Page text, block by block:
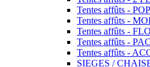
Tentes affûts -
Tentes affûts -
Tentes affûts -
Tentes affûts -
Tentes affûts -
SIEGES /